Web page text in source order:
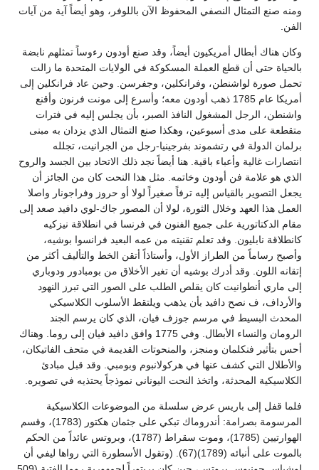
ومنه صنع التمثال النصفي المحفوظ الآن باللوفر، وهو أيضاً آية من آيات
الفن.
وكان هناك أبطال أمريكيون أيضاً، وقد صنع أودون رءوساً تمثلهم نابضة
بالحياة حتى أن قطع العملة المسكوكة في الولايات المتحدة ما زالت
تحمل صورة لواشنطن، وفرانكلين، وجفرسن. وحين عاد فرانكلين إلى
أمريكا عام 1785 ذهب أودون معه؛ وأسرع إلى مونت فرنون وأقنع
واشنطن، الرجل المشغول النافذ الصبر، بأن يجلس إليه في فترات
متقطعة على مدى أسبوعين، وهكذا صنع التمثال الذي يزدان به مبنى
برلمان الدولة في رتشموند بفرجينيا-رجل من الجرانيت، تجلله
انتصارات غالية وأعباء باقية. هنا أيضاً نجد ذلك الاتحاد بين الجسد والروح
الذي هو علامة فن أودون وخاتمه. مثل هذا النحت كان من الجائز أن
يجعل التصوير بالقياس إليه ترفاً صغيراً لولا أو حروز وفراجونار واصلا
العمل هذا العهد وخلال الثورة، لولا أن المصور جاك-لوي دافيد صعد إلى
مقام الدكتاتورية على جميع الفنون في فرنسا في انطلاقة نيزكيه
كانطلاقة نابليون. وقد تعلم تقنيته من عمه البعيد فرانسوا بوشيه،
وأصبح رساماً من الطراز الأول، وأستاذاً أتقن الخط والتأليف أكثر من
إتقانه اللون. وقد أدرك بوشيه أن تغير الأخلاق من بومبادور ودوباري
إلى ماري أنطوانيت كان يقلص الطلب على الصور التي تبرز النهود
والأرداف، ف نصح دافيد بأن يذهب ويلتقط الأسلوب الكلاسيكي
المحدث البسيط في مرسم جوزف فيان، الذي كان يرسم الجند
الرومان والنساء الأبطال. وفي 1775 وافق دافيد فيان إلى روما. وهناك
أحس بتأثير فنكلمان ومنجز، والمنحوتات القديمة في متحف الفاتيكان،
والأطلال التي كشف عنها في هركولانبوم وبومبي. وقد قبل مبادئ
الكلاسيكية المحدثة، واتخذ النحت اليوناني نموذجاً يحتذيه في تصويره.
فلما قفل إلى باريس عرض سلسلة من الموضوعات الكلاسيكية
المرسومة بصرامة: أندروماك تبكي على جثمان هكتور (1783)، وقسم
الهوارتيين (1785)، وموت سقراط (1787)، وبروتس عائداً من الحكم
بالموت على أنبائه (1789)(67). (وتقول الأسطورة التي رواها ليفي أن